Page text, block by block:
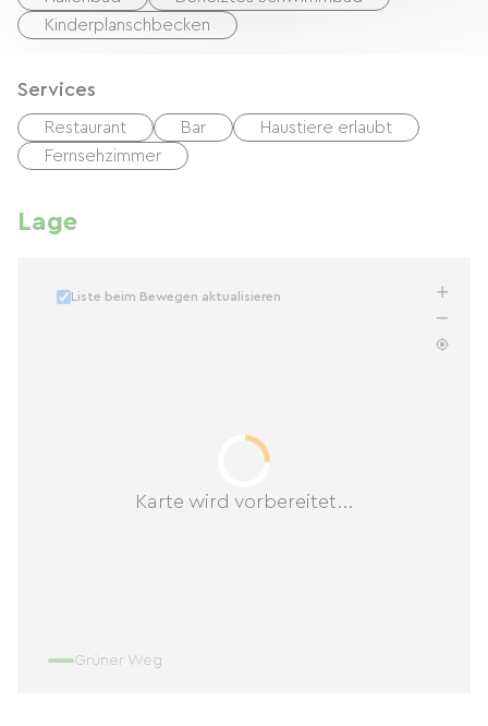
Kinderplanschbecken
Services
Restaurant Bar
Haustiere erlaubt
Fernsehzimmer
Lage
Karte wird vorbereitet...
Liste beim Bewegen aktualisieren
Grüner Weg